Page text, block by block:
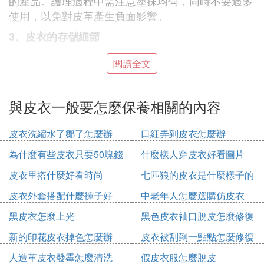
使用，以免對皮革產生負面影響。
3、皮衣的存儲細節
皮衣的存儲環境對於保養效果同樣重要。首先，需要
將皮衣垂掛在衣架上，避免皮衣變形受損。其次，在
皮衣受潮、日光暴曬和環境溫度過高而出現質量問
題。
在存儲中，可以使用防潮劑和除濕器等一些輔助工具
來幫助保證環境的乾燥。另外，不要將皮衣和其他的
酸、鹼性物質混合存放，以免對皮革造成損害。
4、皮衣的日常注意事項
除了定期的保養和存儲環境的維護，平時的穿著和保
養也是影響皮衣壽命的重要因素。首先，在穿著皮衣
時要注意不要受到摩擦、拉扯等行為。其次，在清洗
皮衣時也要使用專業清洗劑，避免造成表面和內部損
閱讀全文
與皮衣一般要怎麼保養相關的內容
皮衣洗縮水了鄒了怎麼辦
口紅弄到皮衣怎麼辦
為什麼有些皮衣只要50塊錢
什麼樣人穿皮衣好看圖片
皮衣里搭什麼好看時尚
七匹狼的皮衣是什麼樣子的
皮衣外套搭配什麼褲子好
中老年人怎麼選購仿皮衣
黑皮衣怎麼上光
黑色皮衣袖口脫皮怎麼修復
新的印花皮衣掉色怎麼辦
皮衣被刮到一點點怎麼修復
人造革皮衣發霉怎麼清洗
假皮衣服怎麼脫皮